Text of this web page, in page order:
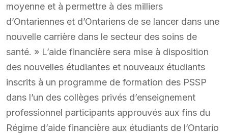
moyenne et à permettre à des milliers
d’Ontariennes et d’Ontariens de se lancer dans une
nouvelle carrière dans le secteur des soins de
santé. » L’aide financière sera mise à disposition
des nouvelles étudiantes et nouveaux étudiants
inscrits à un programme de formation des PSSP
dans l’un des collèges privés d’enseignement
professionnel participants approuvés aux fins du
Régime d’aide financière aux étudiants de l’Ontario